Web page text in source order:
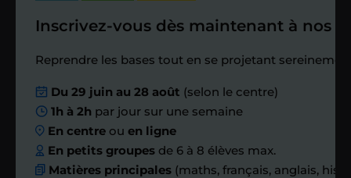
Étape 4
Nous planifions
ensemble des
échanges réguliers
Inscrivez-vous dès maintenant à nos
Reprendre les bases tout en se projetant
Du 29 juin au 28 août (selon le centre)
1h à 2h par jour sur une semaine
En centre ouen ligne
En petits groupes de 6 à 8 élèves max.
Matières principales (maths, français, anglais,